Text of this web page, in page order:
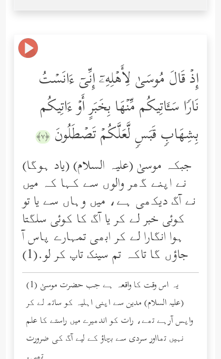
إِذۡ قَالَ مُوسَىٰ لِأَهۡلِهِۦۤ إِنِّیۤ ءَانَسۡتُ
نَارࣰا سَـَٔاتِیكُم مِّنۡهَا بِخَبَرٍ أَوۡ ءَاتِیكُم
بِشِهَابࣲ قَبَسࣲ لَّعَلَّكُمۡ تَصۡطَلُونَ ﴿٧﴾
(یاد ہوگا) جبکہ موسیٰ (علیہ السلام)
نے اپنے گھر والوں سے کہا کہ میں
نے آگ دیکھی ہے، میں وہاں سے یا تو
کوئی خبر لے کر یا آگ کا کوئی سلگتا
ہوا انگارا لے کر ابھی تمہارے پاس آ
جاؤں گا تاکہ تم سینک تاپ کر لو.(1)
(1) یہ اس وقت کا واقعہ ہے جب حضرت موسیٰ
(عليه السلام) مدین سے اپنی اہلیہ کو ساتھ لے کر
واپس آرہے تھے، رات کو اندھیرے میں راستے کا علم
نہیں تھااور سردی سے بچاؤ کے لیے آگ کی ضرورت